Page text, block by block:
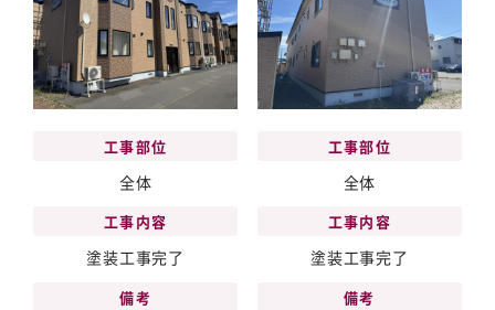
工事部位
全体
工事内容
塗装工事完了
備考
工事部位
全体
工事内容
塗装工事完了
備考